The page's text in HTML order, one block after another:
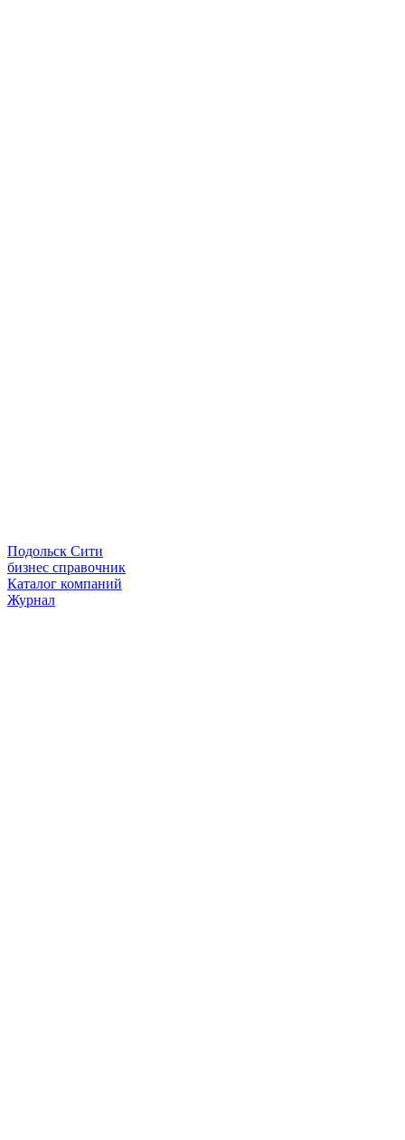
Подольск Сити
бизнес справочник
Каталог компаний
Журнал